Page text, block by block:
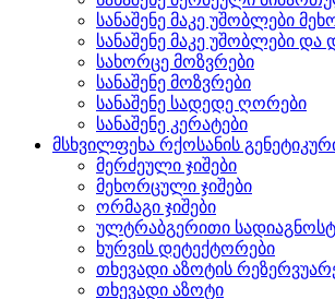
სანაშენე მაკე უშობლები
სანაშენე მაკე უშობლები
სახორცე მოზვრები
სანაშენე მოზვრები
სანაშენე სადედე ღორები
სანაშენე კერატები
მსხვილფეხა რქოსანის
მერძეული ჯიშები
მეხორცული ჯიშები
ორმაგი ჯიშები
ულტრაბგერითი
ხურვის დეტექტორები
თხევადი აზოტის
თხევადი აზოტი